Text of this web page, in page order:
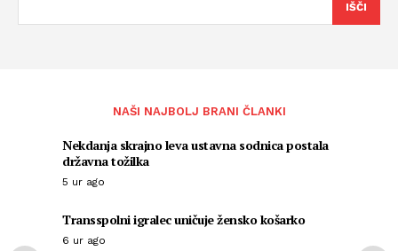
IŠČI
NAŠI NAJBOLJ BRANI ČLANKI
Nekdanja skrajno leva ustavna sodnica postala
državna tožilka
5 ur ago
Transspolni igralec uničuje žensko košarko
6 ur ago